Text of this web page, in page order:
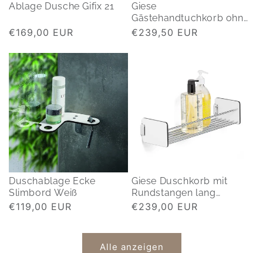
Ablage Dusche Gifix 21
Normaler
€169,00 EUR
Giese
Gästehandtuchkorb ohne
bohren
Normaler
€239,50 EUR
Duschablage Ecke
Slimbord Weiß
Normaler
€119,00 EUR
Giese Duschkorb mit
Rundstangen lang
(425mm)
Normaler
€239,00 EUR
Alle anzeigen